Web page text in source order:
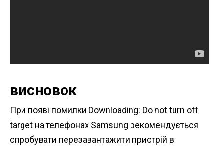
висновок
При появі помилки Downloading: Do not turn off
target на телефонах Samsung рекомендується
спробувати перезавантажити пристрій в